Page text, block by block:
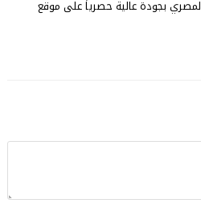
المصري بجودة عالية حصرياً على موقع